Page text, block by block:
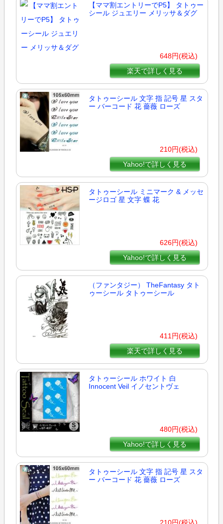
【ママ割エントリーでP5】 タトゥー
シール ジュエリー メリッサ＆ダグ
648円(税込)
楽天で詳しく見る
タトゥーシール 文字 指 記号 星 スタ
ー バーコード 花 薔薇 ローズ
210円(税込)
Yahoo!で詳しく見る
タトゥーシール ミニマーク & メッセ
ージロゴ 星 文字 蝶 花
626円(税込)
Yahoo!で詳しく見る
（ファンタジー） TheFantasy タト
ゥーシール タトゥーシール
411円(税込)
楽天で詳しく見る
タトゥーシール ホワイト 白
Innocent Veil イノセントヴェ
480円(税込)
Yahoo!で詳しく見る
タトゥーシール 文字 指 記号 星 スタ
ー バーコード 花 薔薇 ローズ